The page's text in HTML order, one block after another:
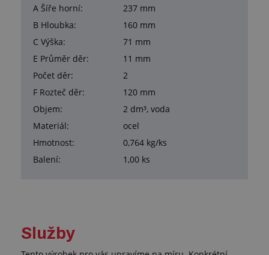
A Šíře horní:
237 mm
B Hloubka:
160 mm
C Výška:
71 mm
E Průměr děr:
11 mm
Počet děr:
2
F Rozteč děr:
120 mm
Objem:
2 dm³, voda
Materiál:
ocel
Hmotnost:
0,764 kg/ks
Balení:
1,00 ks
Služby